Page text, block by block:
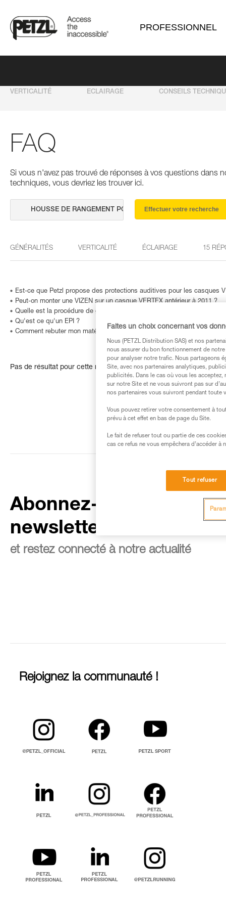
PROFESSIONNEL
VERTICALITÉ ECLAIRAGE CONSEILS
FAQ
Si vous n'avez pas trouvé de réponses à vos questions dans
techniques, vous devriez les trouver ici.
Effectuer votre recherche
GÉNÉRALITÉS VERTICALITÉ ÉCLAIRAGE 15
Est-ce que Petzl propose des protections auditives pour les casques
Peut-on monter une VIZEN sur un casque VERTEX antérieur à 2011 ?
Quelle est la procédure de garantie Petzl ?
Qu'est ce qu'un EPI ?
Comment rebuter mon matériel ?
Pas de résultat pour cette recherche
Abonnez-vous à la
newsletter
et restez connecté à notre actualité
Rejoignez la communauté !
Faites un choix concernant vos
Nous (PETZL Distribution SAS) et nos
nous assurer du bon fonctionnement de
pour analyser notre trafic. Nous partageons
Site, avec nos partenaires analytiques,
publicités. Dans le cas où vous les
sur notre Site et ne vous suivront pas sur
nos partenaires vous suivront pendant toute
Vous pouvez retirer votre consentement à
prévu à cet effet en bas de page du Site.
Le fait de refuser tout ou partie de ces
cas ce refus ne vous empêchera d’accéder à
Tout refuser